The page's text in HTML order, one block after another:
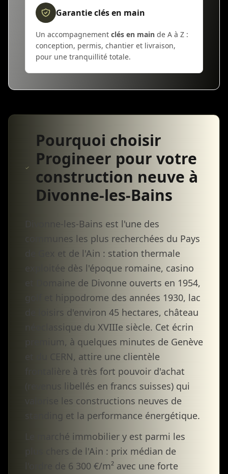
Garantie clés en main
Un accompagnement clés en main de A à Z :
conception, permis, chantier et livraison,
pour une tranquillité totale.
Pourquoi choisir
Progineer pour votre
construction neuve à
Divonne-les-Bains
Divonne-les-Bains est l'une des
communes les plus recherchées du Pays
de Gex et de l'Ain : station thermale
exploitée dès l'époque romaine, casino
et Domaine de Divonne ouverts en 1954,
golf et hippodrome des années 1930, lac
de loisirs d'environ 45 hectares, château
néoclassique du XVIIIe siècle. Cet écrin
premium, à quelques minutes de Genève
et du CERN, attire une clientèle
frontalière à très fort pouvoir d'achat
(revenus libellés en francs suisses) qui
valorise les constructions neuves de
standing et la performance énergétique.
Le marché immobilier y est parmi les
plus chers de l'Ain : prix médian de
l'ordre de 6 300 €/m² avec une forte